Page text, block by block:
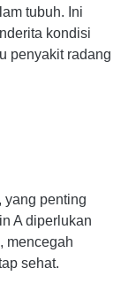
tubuh. Ini
kondisi
penyakit radang
yang penting
A diperlukan
mencegah
sehat.